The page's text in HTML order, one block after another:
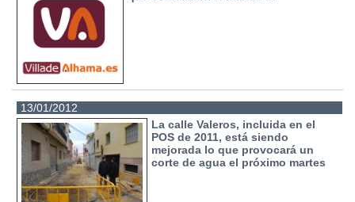
13/01/2012
La calle Valeros, incluida en el
POS de 2011, está siendo
mejorada lo que provocará un
corte de agua el próximo martes